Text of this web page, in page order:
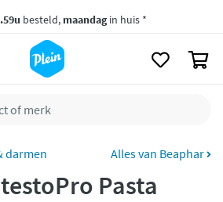
bezorging vanaf 35,- *
besteld,maandag
retourneren
CO2 neutraal
Betaal met Klarna
darmen Alles van Beaphar
Pasta